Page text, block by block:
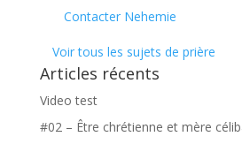
Contacter Nehemie
Voir tous les sujets de prière
Articles récents
Video test
#02 – Être chrétienne et mère